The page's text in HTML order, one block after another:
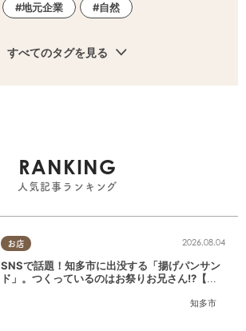
地元企業 自然
すべてのタグを見る
RANKING
人気記事ランキング
お店
知多市
2026.08.04
SNSで話題！知多市に出没する「揚げパンサン
ド」。つくっているのはお祭りお兄さん!?【ち